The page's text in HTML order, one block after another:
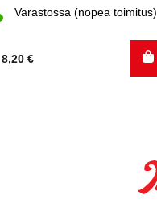
Varastossa (nopea toimitus)
8,20 €